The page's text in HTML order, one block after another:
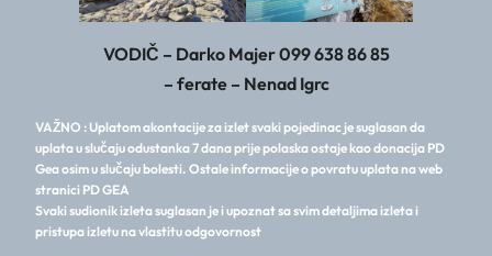
VODIČ – Darko Majer 099 638 86 85
– ferate – Nenad Igrc
VAŽNO : Uplatom akontacije za izlet svaki pojedinac je suglasan da
uplata u slučaju odustanka 7 dana prije polaska ostaje kao donacija PD
Gea osim u slučaju bolesti. Ostale informacije o povratu uplata na web
stranici PD GEA
Svaki sudionik izleta suglasan je i upoznat sa svim detaljima izleta i
pristupa izletu na vlastitu odgovornost